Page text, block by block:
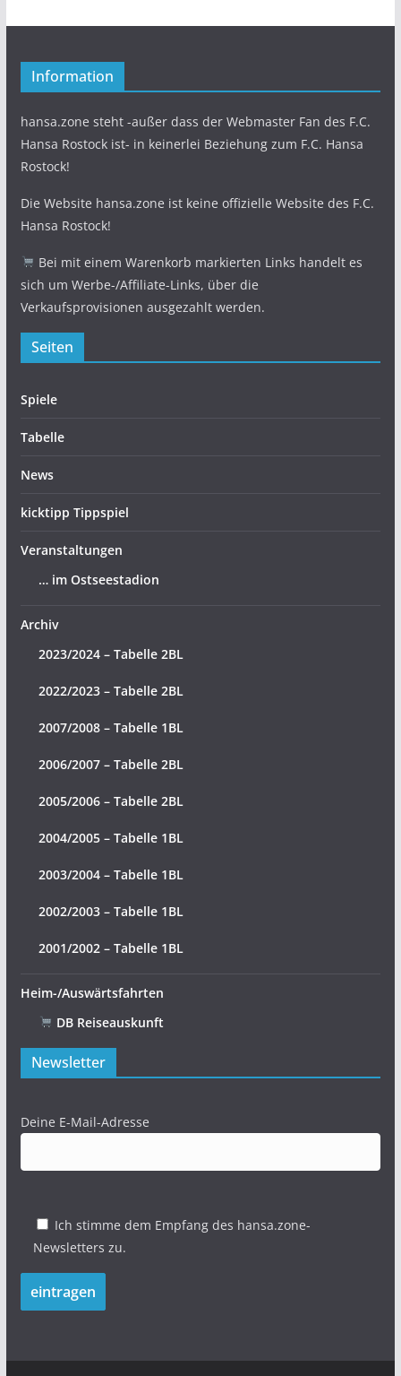
Information
hansa.zone steht -außer dass der Webmaster Fan des F.C.
Hansa Rostock ist- in keinerlei Beziehung zum F.C. Hansa
Rostock!
Die Website hansa.zone ist keine offizielle Website des F.C.
Hansa Rostock!
Bei mit einem Warenkorb markierten Links handelt es
sich um Werbe-/Affiliate-Links, über die
Verkaufsprovisionen ausgezahlt werden.
Seiten
Spiele
Tabelle
News
kicktipp Tippspiel
Veranstaltungen
… im Ostseestadion
Archiv
2023/2024 – Tabelle 2BL
2022/2023 – Tabelle 2BL
2007/2008 – Tabelle 1BL
2006/2007 – Tabelle 2BL
2005/2006 – Tabelle 2BL
2004/2005 – Tabelle 1BL
2003/2004 – Tabelle 1BL
2002/2003 – Tabelle 1BL
2001/2002 – Tabelle 1BL
Heim-/Auswärtsfahrten
DB Reiseauskunft
Newsletter
Deine E-Mail-Adresse
Ich stimme dem Empfang des hansa.zone-
Newsletters zu.